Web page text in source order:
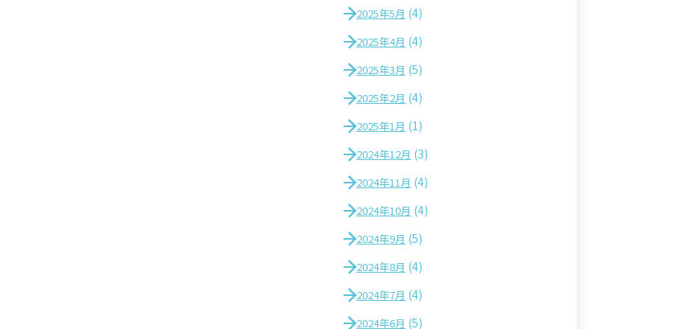
2025年5月 (4)
2025年4月 (4)
2025年3月 (5)
2025年2月 (4)
2025年1月 (1)
2024年12月 (3)
2024年11月 (4)
2024年10月 (4)
2024年9月 (5)
2024年8月 (4)
2024年7月 (4)
2024年6月 (5)